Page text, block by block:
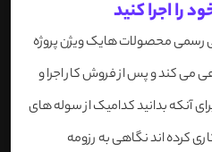
را اجرا کنید
رسمی محصولات هایک ویژن پروژه
می کند و پس از فروش کار اجرا و
آنکه بدانید کدامیک از سوله های
کرده اند نگاهی به رزومه